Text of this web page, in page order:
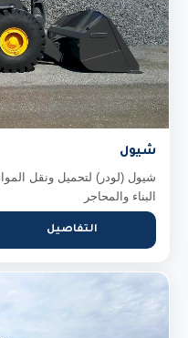
شيول
شيول (لودر) لتحميل ونقل
البناء والمحاجر
التفاصيل